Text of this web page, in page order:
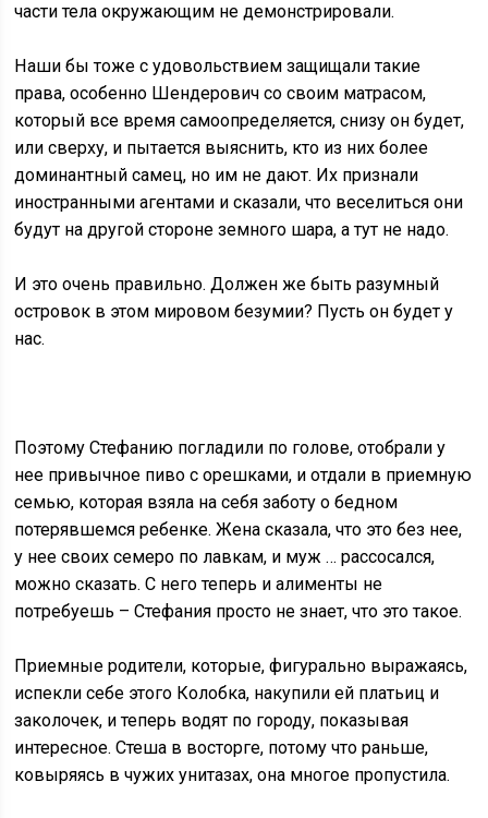
части тела окружающим не демонстрировали.
Наши бы тоже с удовольствием защищали такие
права, особенно Шендерович со своим матрасом,
который все время самоопределяется, снизу он будет,
или сверху, и пытается выяснить, кто из них более
доминантный самец, но им не дают. Их признали
иностранными агентами и сказали, что веселиться они
будут на другой стороне земного шара, а тут не надо.
И это очень правильно. Должен же быть разумный
островок в этом мировом безумии? Пусть он будет у
нас.
Поэтому Стефанию погладили по голове, отобрали у
нее привычное пиво с орешками, и отдали в приемную
семью, которая взяла на себя заботу о бедном
потерявшемся ребенке. Жена сказала, что это без нее,
у нее своих семеро по лавкам, и муж … рассосался,
можно сказать. С него теперь и алименты не
потребуешь – Стефания просто не знает, что это такое.
Приемные родители, которые, фигурально выражаясь,
испекли себе этого Колобка, накупили ей платьиц и
заколочек, и теперь водят по городу, показывая
интересное. Стеша в восторге, потому что раньше,
ковыряясь в чужих унитазах, она многое пропустила.